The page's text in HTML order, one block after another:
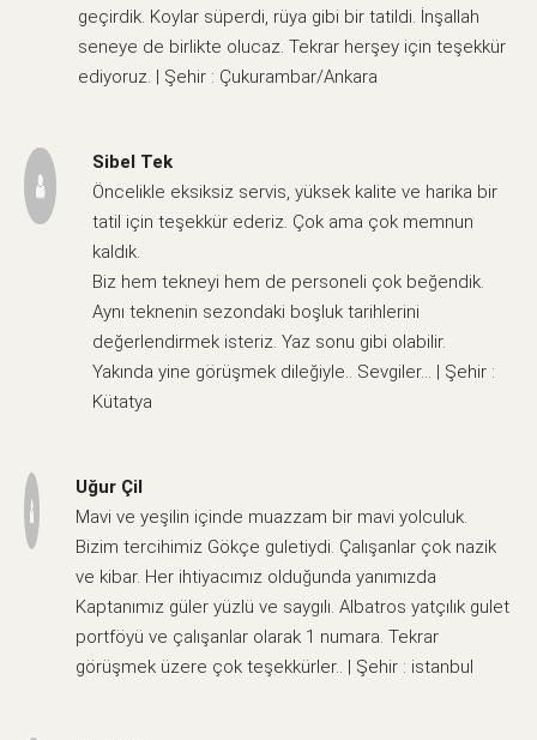
geçirdik. Koylar süperdi, rüya gibi bir tatildi. İnşallah
seneye de birlikte olucaz. Tekrar herşey için teşekkür
ediyoruz. | Şehir : Çukurambar/Ankara
Sibel Tek
Öncelikle eksiksiz servis, yüksek kalite ve harika bir
tatil için teşekkür ederiz. Çok ama çok memnun
kaldık.
Biz hem tekneyi hem de personeli çok beğendik.
Aynı teknenin sezondaki boşluk tarihlerini
değerlendirmek isteriz. Yaz sonu gibi olabilir.
Yakında yine görüşmek dileğiyle.. Sevgiler… | Şehir :
Kütatya
Uğur Çil
Mavi ve yeşilin içinde muazzam bir mavi yolculuk.
Bizim tercihimiz Gökçe guletiydi. Çalışanlar çok nazik
ve kibar. Her ihtiyacımız olduğunda yanımızda
Kaptanımız güler yüzlü ve saygılı. Albatros yatçılık gulet
portföyü ve çalışanlar olarak 1 numara. Tekrar
görüşmek üzere çok teşekkürler.. | Şehir : istanbul